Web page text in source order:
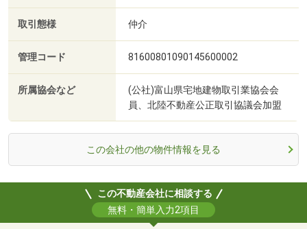
取引態様 仲介
管理コード 81600801090145600002
所属協会など
(公社)富山県宅地建物取引業協会会
員、北陸不動産公正取引協議会加盟
この会社の他の物件情報を見る
この不動産会社に相談する
無料・簡単入力2項目